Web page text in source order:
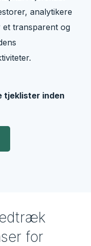
analytikere
transparent og
tjeklister inden
for